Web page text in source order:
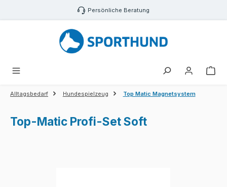
Zum Hauptinhalt springen Persönliche Beratung
Alltagsbedarf Hundespielzeug Top Matic Magnetsystem
Top-Matic Profi-Set Soft